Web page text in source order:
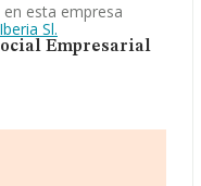
esta empresa
Sl.
Empresarial